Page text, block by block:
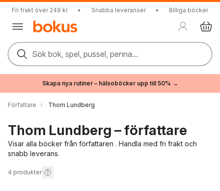
Fri frakt över 249 kr • Snabba leveranser • Billiga böcker
Sök bok, spel, pussel, penna...
Skapa nya rutiner – hälsoböcker upp till 50% →
Författare Thom Lundberg
Thom Lundberg – författare
Visar alla böcker från författaren . Handla med fri frakt och
snabb leverans.
4 produkter